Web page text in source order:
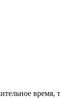
время,